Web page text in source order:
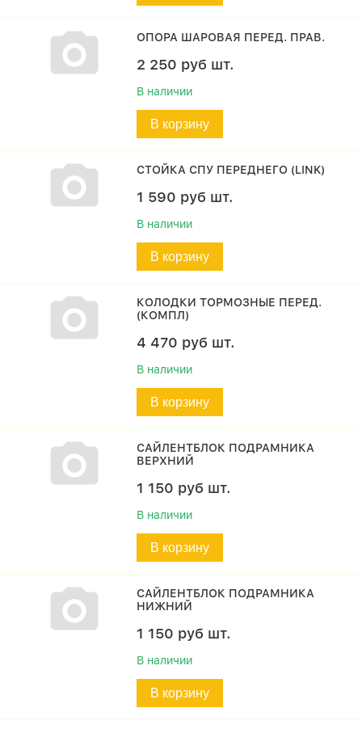
ОПОРА ШАРОВАЯ ПЕРЕД. ПРАВ.
2 250 руб шт.
В наличии
В корзину
СТОЙКА СПУ ПЕРЕДНЕГО (LINK)
1 590 руб шт.
В наличии
В корзину
КОЛОДКИ ТОРМОЗНЫЕ ПЕРЕД.
(КОМПЛ)
4 470 руб шт.
В наличии
В корзину
САЙЛЕНТБЛОК ПОДРАМНИКА
ВЕРХНИЙ
1 150 руб шт.
В наличии
В корзину
САЙЛЕНТБЛОК ПОДРАМНИКА
НИЖНИЙ
1 150 руб шт.
В наличии
В корзину